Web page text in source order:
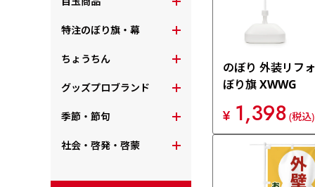
特注のぼり旗・幕
ちょうちん
グッズプロブランド
季節・節句
社会・啓発・啓蒙
のぼり 外装リフ
ぼり旗 XWWG
¥ 1,398 (税込)